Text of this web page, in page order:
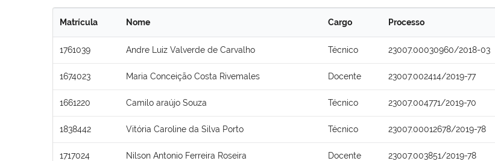
Matrícula Nome Cargo Processo
1761039 Andre Luiz Valverde de Carvalho Técnico 23007.00030960/2018-03
1674023 Maria Conceição Costa Rivemales Docente 23007.002414/2019-77
1661220 Camilo araújo Souza Técnico 23007.004771/2019-70
1838442 Vitória Caroline da Silva Porto Técnico 23007.00012678/2019-78
1717024 Nilson Antonio Ferreira Roseira Docente 23007.003851/2019-78